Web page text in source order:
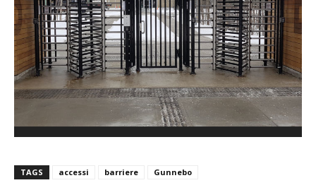
TAGS accessi barriere Gunnebo